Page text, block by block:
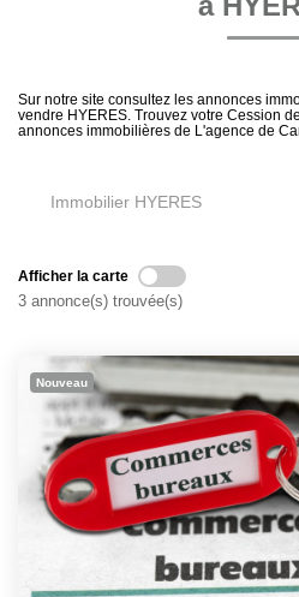
Vendre Son Bien
NOTRE
Plus de critères
Sur notre site consultez les annonces
vendre HYERES. Trouvez votre Cession
annonces immobilières de L'agence de
Immobilier HYERES
Afficher la carte
3 annonce(s) trouvée(s)
Nouveau